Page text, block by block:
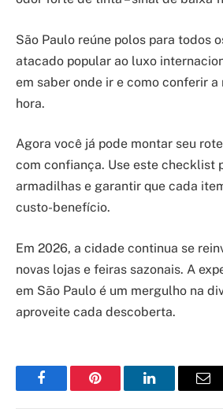
São Paulo reúne polos para todos
atacado popular ao luxo
em saber onde ir e como conferir a
hora.
Agora você já pode montar seu
com confiança. Use este checklist
armadilhas e garantir que cada
custo-benefício.
Em 2026, a cidade continua se
novas lojas e feiras sazonais. A
em São Paulo é um mergulho na
aproveite cada descoberta.
FacebookPinterest LinkedIn